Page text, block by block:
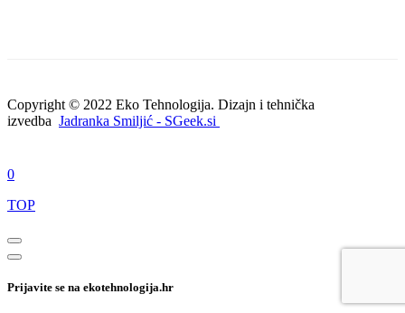
Copyright © 2022 Eko Tehnologija. Dizajn i tehnička
izvedba Jadranka Smiljić - SGeek.si
0
TOP
Prijavite se na ekotehnologija.hr